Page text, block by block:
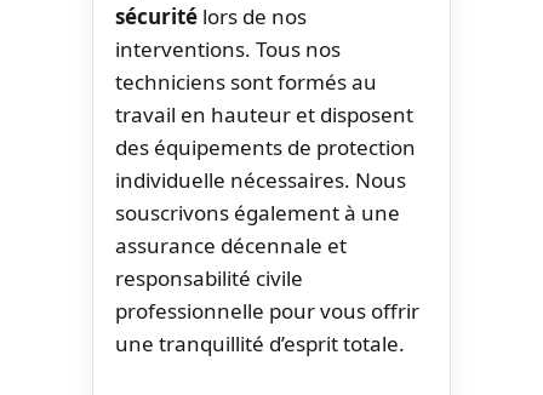
sécurité lors de nos
interventions. Tous nos
techniciens sont formés au
travail en hauteur et disposent
des équipements de protection
individuelle nécessaires. Nous
souscrivons également à une
assurance décennale et
responsabilité civile
professionnelle pour vous offrir
une tranquillité d’esprit totale.